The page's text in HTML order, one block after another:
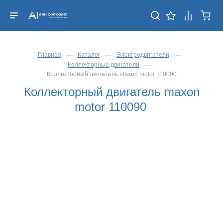
Главная — Каталог — Электродвигатели —
Коллекторные двигатели —
Коллекторный двигатель maxon motor 110090
Коллекторный двигатель maxon
motor 110090